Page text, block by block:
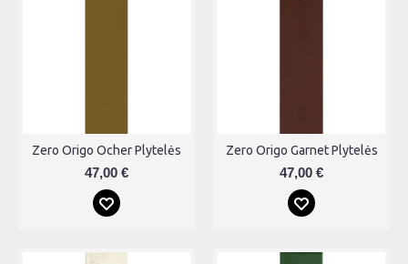
Zero Origo Ocher Plytelės
47,00 €
Zero Origo Garnet Plytelės
47,00 €